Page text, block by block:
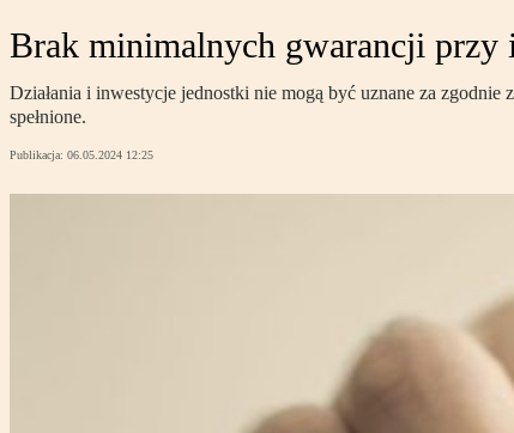
Brak minimalnych gwarancji przy
Działania i inwestycje jednostki nie mogą być uznane za
spełnione.
Publikacja: 06.05.2024 12:25